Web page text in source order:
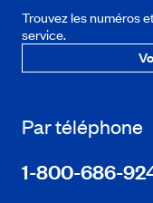
Trouvez les numéros
service.
Par téléphone
1-800-686-